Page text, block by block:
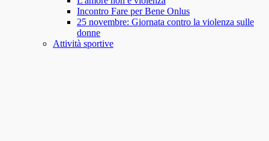
Incontro Fare per Bene Onlus
25 novembre: Giornata contro la violenza sulle
donne
Attività sportive